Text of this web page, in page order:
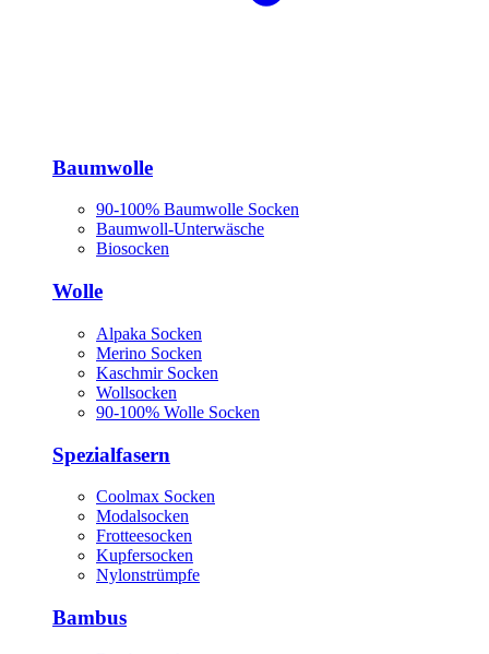
Baumwolle
90-100% Baumwolle Socken
Baumwoll-Unterwäsche
Biosocken
Wolle
Alpaka Socken
Merino Socken
Kaschmir Socken
Wollsocken
90-100% Wolle Socken
Spezialfasern
Coolmax Socken
Modalsocken
Frotteesocken
Kupfersocken
Nylonstrümpfe
Bambus